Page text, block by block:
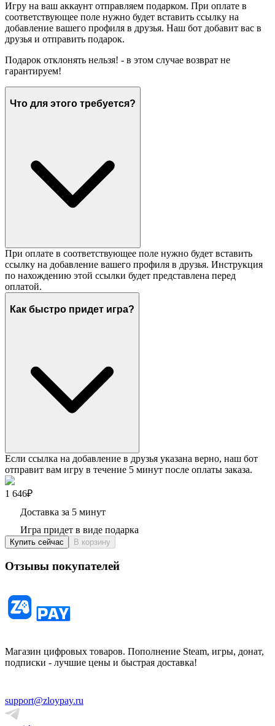
Игру на ваш аккаунт отправляем подарком. При оплате в
соответствующее поле нужно будет вставить ссылку на
добавление вашего профиля в друзья. Наш бот добавит вас в
друзья и отправить подарок.
Подарок отклонять нельзя! - в этом случае возврат не
гарантируем!
Что для этого требуется?
При оплате в соответствующее поле нужно будет вставить
ссылку на добавление вашего профиля в друзья. Инструкция
по нахождению этой ссылки будет представлена перед
оплатой.
Как быстро придет игра?
Если ссылка на добавление в друзья указана верно, наш бот
отправит вам игру в течение 5 минут после оплаты заказа.
1 646₽
Доставка за 5 минут
Игра придет в виде подарка
Купить сейчас В корзину
Отзывы покупателей
Магазин цифровых товаров. Пополнение Steam, игры, донат,
подписки - лучшие цены и быстрая доставка!
support@zloypay.ru